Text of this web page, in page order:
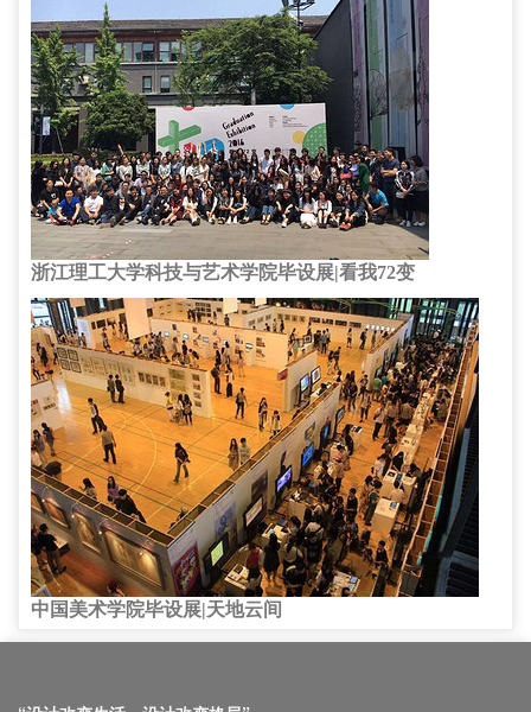
浙江理工大学科技与艺术学院毕设展|看我72变
中国美术学院毕设展|天地云间